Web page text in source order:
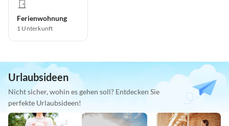
Ferienwohnung
1 Unterkunft
Urlaubsideen
Nicht sicher, wohin es gehen soll? Entdecken Sie
perfekte Urlaubsideen!